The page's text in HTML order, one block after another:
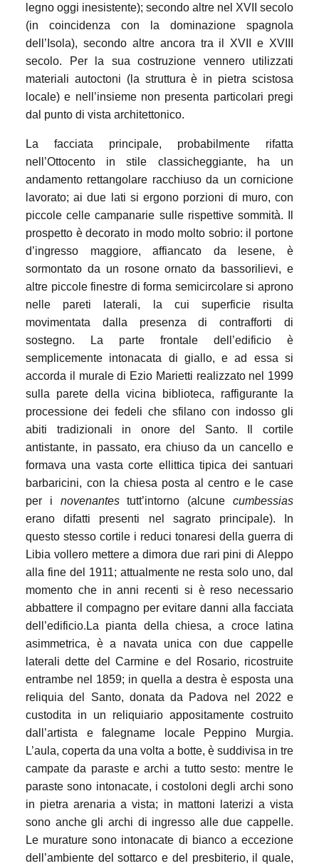
legno oggi inesistente); secondo altre nel XVII secolo
(in coincidenza con la dominazione spagnola
dell’Isola), secondo altre ancora tra il XVII e XVIII
secolo. Per la sua costruzione vennero utilizzati
materiali autoctoni (la struttura è in pietra scistosa
locale) e nell’insieme non presenta particolari pregi
dal punto di vista architettonico.
La facciata principale, probabilmente rifatta
nell’Ottocento in stile classicheggiante, ha un
andamento rettangolare racchiuso da un cornicione
lavorato; ai due lati si ergono porzioni di muro, con
piccole celle campanarie sulle rispettive sommità. Il
prospetto è decorato in modo molto sobrio: il portone
d’ingresso maggiore, affiancato da lesene, è
sormontato da un rosone ornato da bassorilievi, e
altre piccole finestre di forma semicircolare si aprono
nelle pareti laterali, la cui superficie risulta
movimentata dalla presenza di contrafforti di
sostegno. La parte frontale dell’edificio è
semplicemente intonacata di giallo, e ad essa si
accorda il murale di Ezio Marietti realizzato nel 1999
sulla parete della vicina biblioteca, raffigurante la
processione dei fedeli che sfilano con indosso gli
abiti tradizionali in onore del Santo. Il cortile
antistante, in passato, era chiuso da un cancello e
formava una vasta corte ellittica tipica dei santuari
barbaricini, con la chiesa posta al centro e le case
per i novenantestutt’intorno (alcunecumbessias
erano difatti presenti nel sagrato principale). In
questo stesso cortile i reduci tonaresi della guerra di
Libia vollero mettere a dimora due rari pini di Aleppo
alla fine del 1911; attualmente ne resta solo uno, dal
momento che in anni recenti si è reso necessario
abbattere il compagno per evitare danni alla facciata
dell’edificio.La pianta della chiesa, a croce latina
asimmetrica, è a navata unica con due cappelle
laterali dette del Carmine e del Rosario, ricostruite
entrambe nel 1859; in quella a destra è esposta una
reliquia del Santo, donata da Padova nel 2022 e
custodita in un reliquiario appositamente costruito
dall’artista e falegname locale Peppino Murgia.
L’aula, coperta da una volta a botte, è suddivisa in tre
campate da paraste e archi a tutto sesto: mentre le
paraste sono intonacate, i costoloni degli archi sono
in pietra arenaria a vista; in mattoni laterizi a vista
sono anche gli archi di ingresso alle due cappelle.
Le murature sono intonacate di bianco a eccezione
dell’ambiente del sottarco e del presbiterio, il quale,